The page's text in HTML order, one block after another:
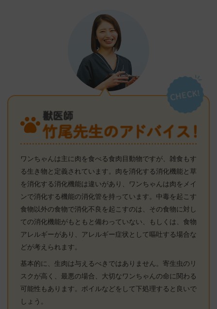
ワンちゃんは主に肉を食べる食肉目動物ですが、雑食もす
る生き物と定義されています。肉を消化する消化機能と草
を消化する消化機能は違いがあり、ワンちゃんは肉をメイ
ンで消化する機能の消化管を持っています。中毒を起こす
食物以外の食物で消化不良を起こすのは、その食物に対し
ての消化機能がもともと備わっていない、もしくは、食物
アレルギーがあり、アレルギー症状として嘔吐する場合な
どが考えられます。
基本的に、生肉は与えるべきではありません。寄生虫のリ
スクが高く、最悪の場合、大切なワンちゃんの命に関わる
可能性もあります。ボイルなどをして下処理すると良いで
しょう。